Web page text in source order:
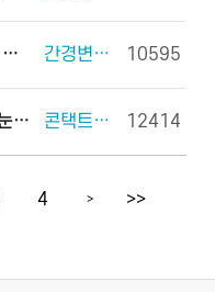
올해도 수고한 간, 연말에는 쉬게 해 주세요! 간경변증 외 3건 10595
콘택트렌즈, 올바른 사용이 눈 건강을 지킵니다! 콘택트렌즈 외 2건 12414
4 > >>